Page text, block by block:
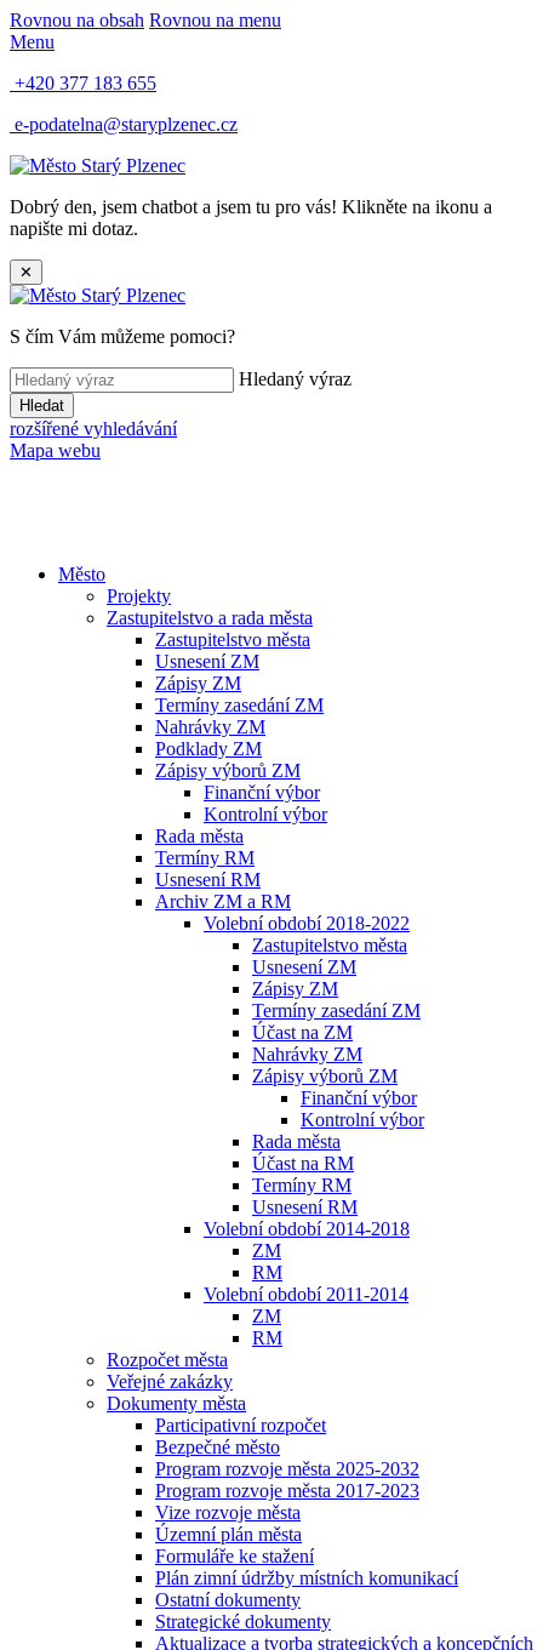
Rovnou na obsah Rovnou na menu
Menu
+420 377 183 655
e-podatelna@staryplzenec.cz
Dobrý den, jsem chatbot a jsem tu pro vás! Klikněte na ikonu a
napište mi dotaz.
✕
S čím Vám můžeme pomoci?
Hledaný výraz
Hledat
rozšířené vyhledávání
Mapa webu
Město
Projekty
Zastupitelstvo a rada města
Zastupitelstvo města
Usnesení ZM
Zápisy ZM
Termíny zasedání ZM
Nahrávky ZM
Podklady ZM
Zápisy výborů ZM
Finanční výbor
Kontrolní výbor
Rada města
Termíny RM
Usnesení RM
Archiv ZM a RM
Volební období 2018-2022
Zastupitelstvo města
Usnesení ZM
Zápisy ZM
Termíny zasedání ZM
Účast na ZM
Nahrávky ZM
Zápisy výborů ZM
Finanční výbor
Kontrolní výbor
Rada města
Účast na RM
Termíny RM
Usnesení RM
Volební období 2014-2018
ZM
RM
Volební období 2011-2014
ZM
RM
Rozpočet města
Veřejné zakázky
Dokumenty města
Participativní rozpočet
Bezpečné město
Program rozvoje města 2025-2032
Program rozvoje města 2017-2023
Vize rozvoje města
Územní plán města
Formuláře ke stažení
Plán zimní údržby místních komunikací
Ostatní dokumenty
Strategické dokumenty
Aktualizace a tvorba strategických a koncepčních